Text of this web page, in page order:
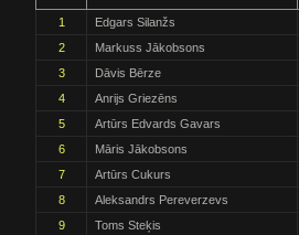
1 Edgars Silanžs
2
Markuss Jākobsons
3
Dāvis Bērze
4
Anrijs Griezēns
5
Artūrs Edvards Gavars
6
Māris Jākobsons
7
Artūrs Cukurs
8
Aleksandrs Pereverzevs
9
Toms Steķis